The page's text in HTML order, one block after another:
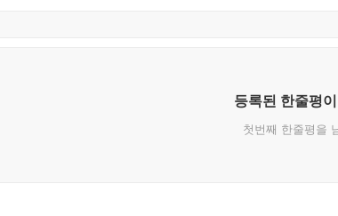
등록된 한줄평
첫번째 한줄평을